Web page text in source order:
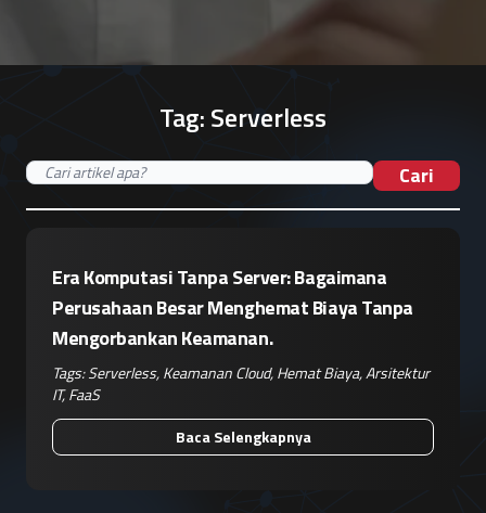
Tag:Serverless
Cari
Era Komputasi Tanpa Server: Bagaimana
Perusahaan Besar Menghemat Biaya Tanpa
Mengorbankan Keamanan.
Tags:Serverless,Keamanan Cloud,Hemat Biaya,Arsitektur
IT,FaaS
Baca Selengkapnya